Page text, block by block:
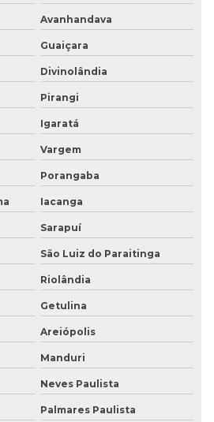
Avanhandava
Guaiçara
Divinolândia
Pirangi
Igaratá
Vargem
Porangaba
Iacanga
Sarapuí
São Luiz do Paraitinga
Riolândia
Getulina
Areiópolis
Manduri
Neves Paulista
Palmares Paulista